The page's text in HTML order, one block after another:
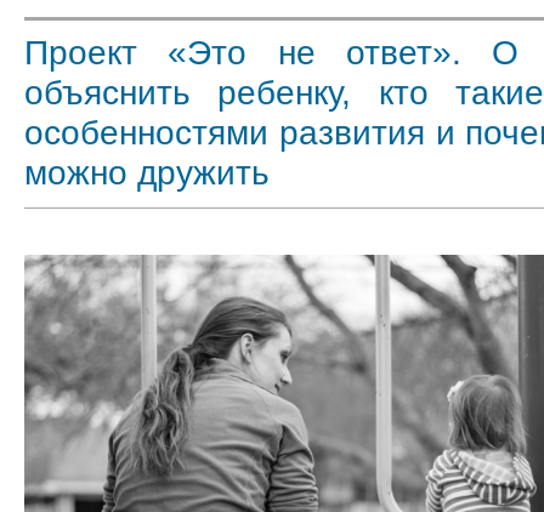
Проект «Это не ответ». О
объяснить ребенку, кто
особенностями развития и
можно дружить